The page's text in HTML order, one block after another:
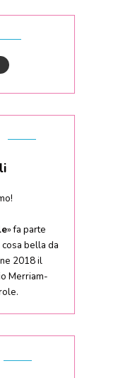
» fa parte
bella da
2018 il
Merriam-